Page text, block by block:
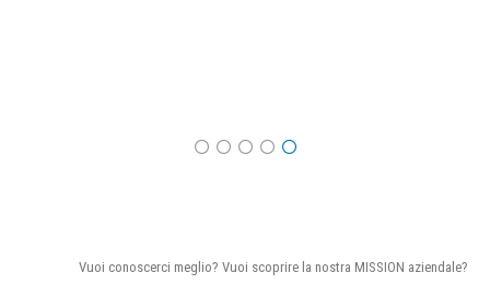
Vuoi conoscerci meglio? Vuoi scoprire la nostra MISSION aziendale?